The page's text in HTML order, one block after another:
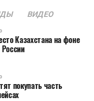
ВИДЕО
Казахстана на фоне
покупать часть